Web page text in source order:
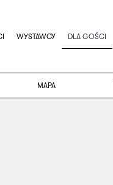
WYSTAWCY DLA GOŚCI
MAPA